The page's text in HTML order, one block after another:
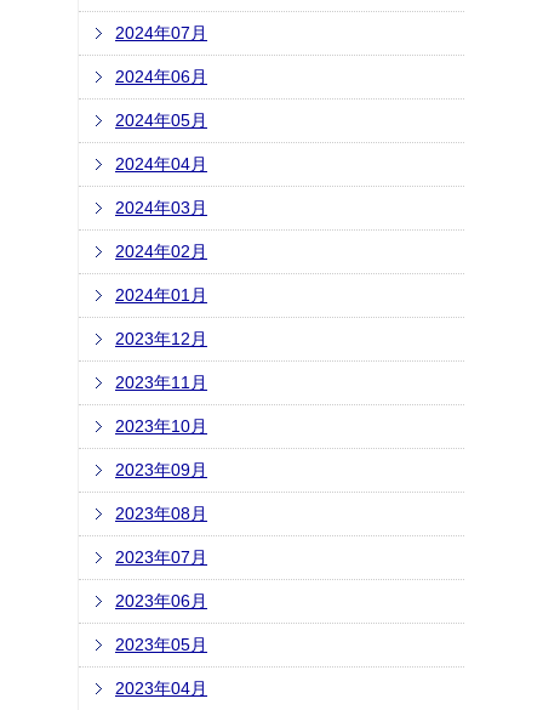
2024年07月
2024年06月
2024年05月
2024年04月
2024年03月
2024年02月
2024年01月
2023年12月
2023年11月
2023年10月
2023年09月
2023年08月
2023年07月
2023年06月
2023年05月
2023年04月